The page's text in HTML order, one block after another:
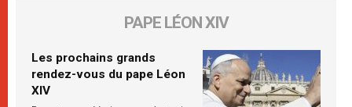
PAPE LÉON XIV
Les prochains grands
rendez-vous du pape Léon
XIV